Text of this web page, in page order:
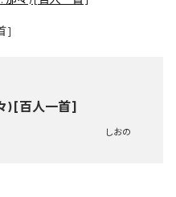
) [百人一首]
しおの